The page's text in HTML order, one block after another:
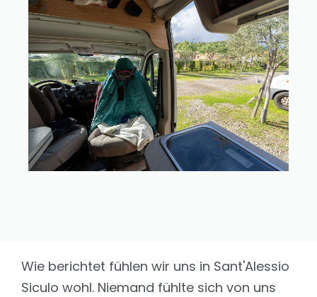
Wie berichtet fühlen wir uns in Sant'Alessio
Siculo wohl. Niemand fühlte sich von uns